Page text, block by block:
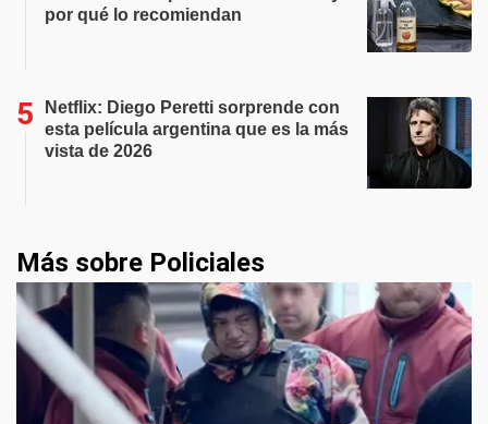
por qué lo recomiendan
Netflix: Diego Peretti sorprende con
esta película argentina que es la más
vista de 2026
Más sobre Policiales